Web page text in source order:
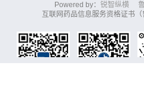
Powered by： 锐智纵横
互联网药品信息服务资格证书